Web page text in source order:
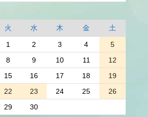
火 水 木 金 土
1 2 3 4
5
8 9 10 11
12
15 16 17 18
19
22 23 24 25
26
29 30